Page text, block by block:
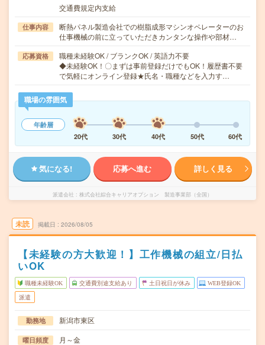
交通費規定内支給
仕事内容
断熱パネル製造会社での樹脂成形マシンオペレーターのお
仕事機械の前に立っていただきカンタンな操作や部材…
応募資格
職種未経験OK / ブランクOK / 英語力不要
◆未経験OK！〇まずは事前登録だけでもOK！履歴書不要
で気軽にオンライン登録★氏名・職種などを入力す…
職場の雰囲気
年齢層
20代
30代 40代 50代 60代
気になる! 応募へ進む 詳しく見る
派遣会社 株式会社綜合キャリアオプション 製造事業部（全国）
未読 掲載日 2026/08/05
【未経験の方大歓迎！】工作機械の組立/日払
いOK
職種未経験OK 交通費別途支給あり 土日祝日が休み WEB登録OK
派遣
勤務地 新潟市東区
曜日頻度 月～金